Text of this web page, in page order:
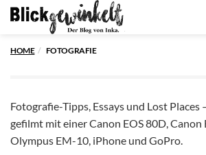
HOME FOTOGRAFIE
Fotografie-Tipps, Essays und Lost
gefilmt mit einer Canon EOS 80D, Canon
Olympus EM-10, iPhone und GoPro.